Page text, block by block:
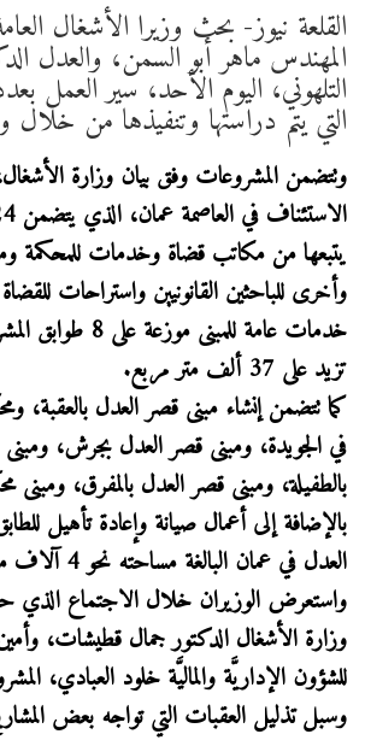
القلعة نيوز- بحث وزيرا الأشغال
المهندس ماهر أبو السمن، والعدل
التلهوني، اليوم الأحد، سير العمل
التي يتم دراستها وتنفيذها من
وتتضمن المشروعات وفق بيان وزارة
يتبعها من مكاتب قضاة وخدمات للمحكمة
وأخرى للباحثين القانونيين واستراحات
خدمات عامة للمبنى
تزيد على 37 ألف متر مربع.
كما تتضمن إنشاء مبنى قصر العدل بالعقبة،
في الجويدة، ومبنى قصر العدل بجرش،
بالطفيلة، ومبنى قصر العدل بالمفرق،
بالإضافة إلى أعمال صيانة وإعادة تأهيل
العدل في عمان البالغة مساحته نحو 4 آلاف متر مربع.
واستعرض الوزيران خلال الاجتماع الذي
وزارة الأشغال الدكتور جمال قطيشات،
للشؤون الإداريَّة والماليَّة خلود العبادي،
وسبل تذليل العقبات التي تواجه بعض